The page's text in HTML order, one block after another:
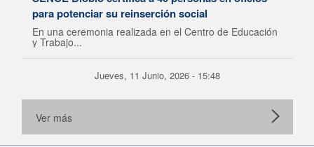
para potenciar su reinserción social
En una ceremonia realizada en el Centro de Educación
y Trabajo...
Jueves, 11 Junio, 2026 - 15:48
Ver más